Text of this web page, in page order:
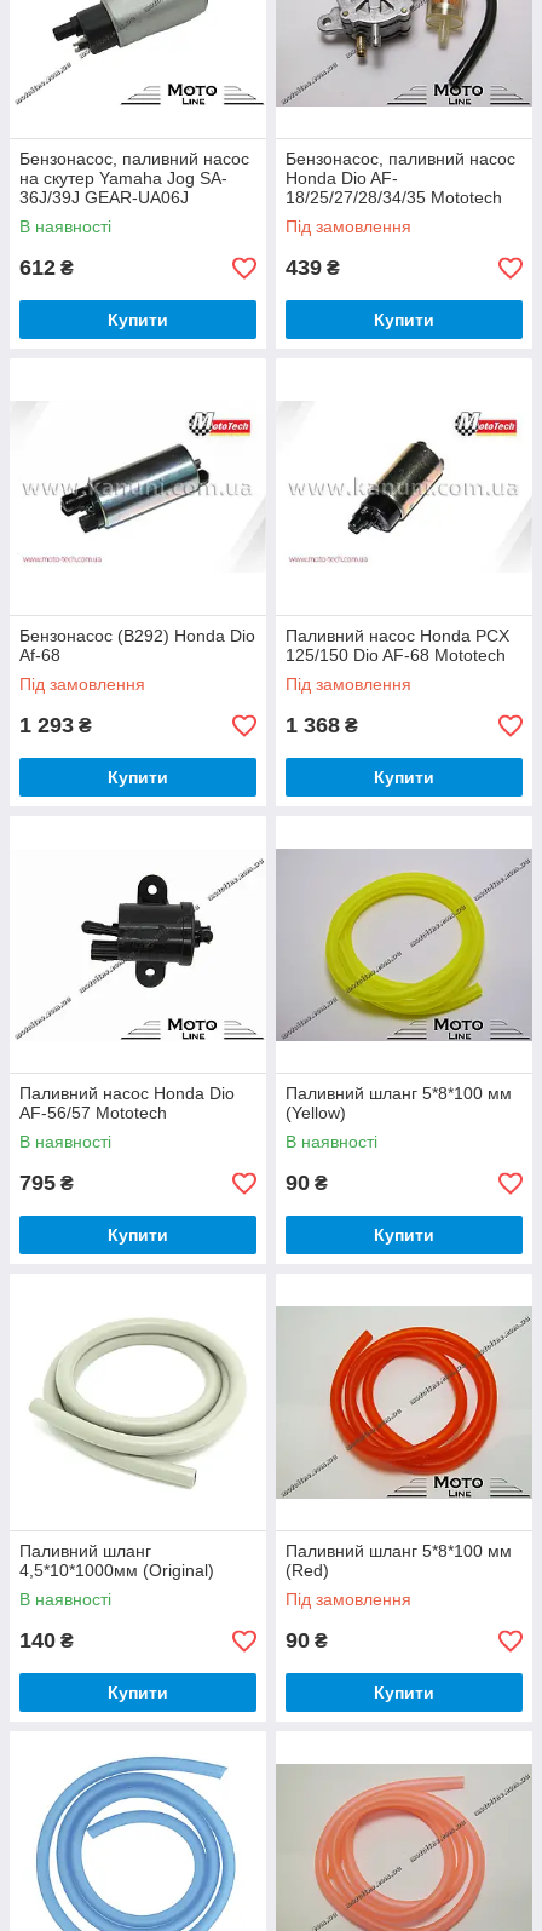
Бензонасос, паливний насос
на скутер Yamaha Jog SA-
36J/39J GEAR-UA06J
Mototech
В наявності
612 ₴
Купити
Бензонасос, паливний насос
Honda Dio AF-
18/25/27/28/34/35 Mototech
Під замовлення
439 ₴
Купити
Бензонасос (B292) Honda Dio
Af-68
Під замовлення
1 293 ₴
Купити
Паливний насос Honda PCX
125/150 Dio AF-68 Mototech
Під замовлення
1 368 ₴
Купити
Паливний насос Honda Dio
AF-56/57 Mototech
В наявності
795 ₴
Купити
Паливний шланг 5*8*100 мм
(Yellow)
В наявності
90 ₴
Купити
Паливний шланг
4,5*10*1000мм (Original)
В наявності
140 ₴
Купити
Паливний шланг 5*8*100 мм
(Red)
Під замовлення
90 ₴
Купити